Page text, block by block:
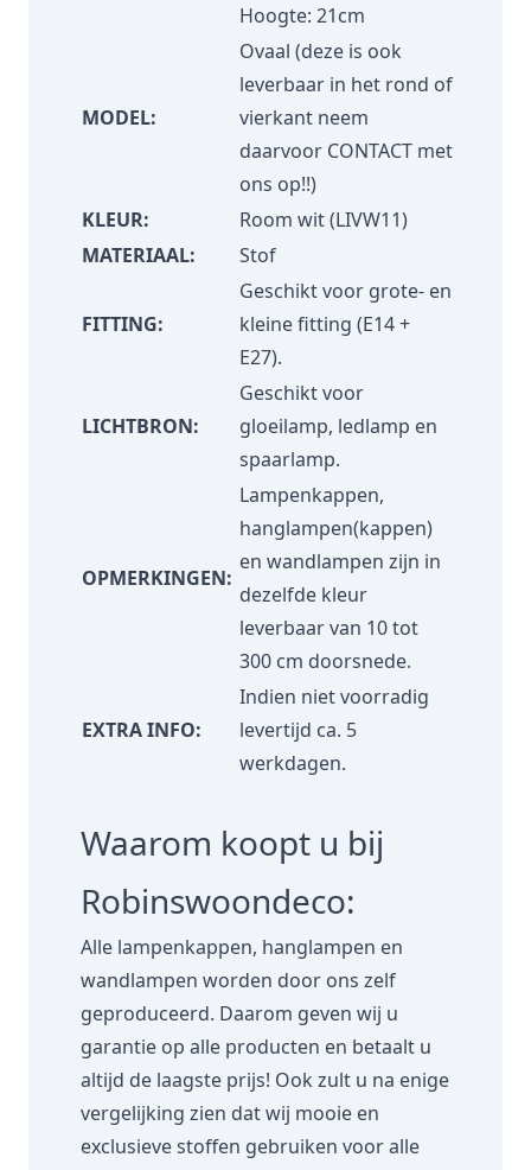
Hoogte: 21cm
MODEL:
Ovaal (deze is ook
leverbaar in het rond of
vierkant neem
daarvoor CONTACT met
ons op!!)
KLEUR:
Room wit (LIVW11)
MATERIAAL:
Stof
FITTING:
Geschikt voor grote- en
kleine fitting (E14 +
E27).
LICHTBRON:
Geschikt voor
gloeilamp, ledlamp en
spaarlamp.
OPMERKINGEN:
Lampenkappen,
hanglampen(kappen)
en wandlampen zijn in
dezelfde kleur
leverbaar van 10 tot
300 cm doorsnede.
EXTRA INFO:
Indien niet voorradig
levertijd ca. 5
werkdagen.
Waarom koopt u bij
Robinswoondeco:
Alle lampenkappen, hanglampen en
wandlampen worden door ons zelf
geproduceerd. Daarom geven wij u
garantie op alle producten en betaalt u
altijd de laagste prijs! Ook zult u na enige
vergelijking zien dat wij mooie en
exclusieve stoffen gebruiken voor alle